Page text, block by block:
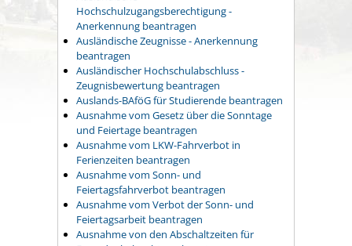
Hochschulzugangsberechtigung -
Anerkennung beantragen
Ausländische Zeugnisse - Anerkennung
beantragen
Ausländischer Hochschulabschluss -
Zeugnisbewertung beantragen
Auslands-BAföG für Studierende beantragen
Ausnahme vom Gesetz über die Sonntage
und Feiertage beantragen
Ausnahme vom LKW-Fahrverbot in
Ferienzeiten beantragen
Ausnahme vom Sonn- und
Feiertagsfahrverbot beantragen
Ausnahme vom Verbot der Sonn- und
Feiertagsarbeit beantragen
Ausnahme von den Abschaltzeiten für